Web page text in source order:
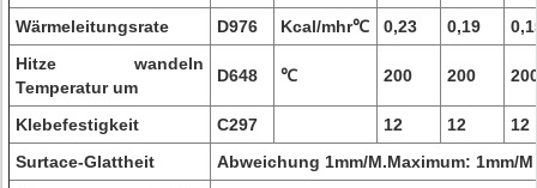
Wärmeleitungsrate D976 Kcal/mhr℃ 0,23 0,19
Hitze wandeln
Temperatur um
D648 ℃ 200 200
Klebefestigkeit C297 12 12
12
Surtace-Glattheit
Abweichung 1mm/M.Maximum: 1mm/M